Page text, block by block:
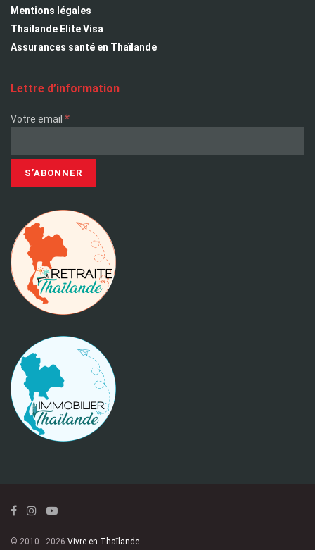
Mentions légales
Thailande Elite Visa
Assurances santé en Thaïlande
Lettre d’information
Votre email *
© 2010 - 2026 Vivre en Thaïlande